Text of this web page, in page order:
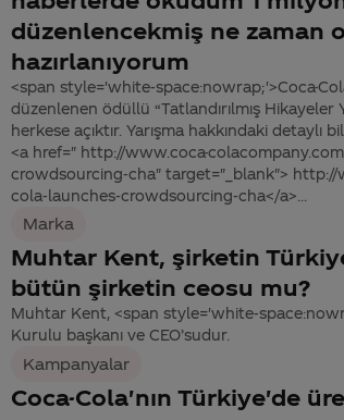
düzenlencekmiş ne zaman
hazırlanıyorum
<span style='white-space:nowrap;'>Coca-
düzenlenen ödüllü “Tatlandırılmış Hikayeler
herkese açıktır. Yarışma hakkındaki detaylı
<a href=" http://www.coca-
crowdsourcing-cha" target="_blank">
cola-launches-crowdsourcing-cha</a>...
Marka
Muhtar Kent, şirketin
bütün şirketin ceosu mu?
Muhtar Kent, <span style='white-
Kurulu başkanı ve CEO’sudur.
Kampanyalar
Coca-Cola'nın Türkiye'de